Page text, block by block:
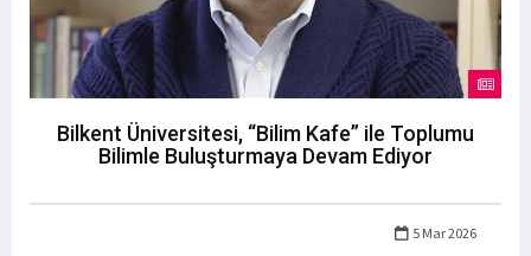
Bilkent Üniversitesi, “Bilim Kafe” ile Toplumu
Bilimle Buluşturmaya Devam Ediyor
5 Mar 2026